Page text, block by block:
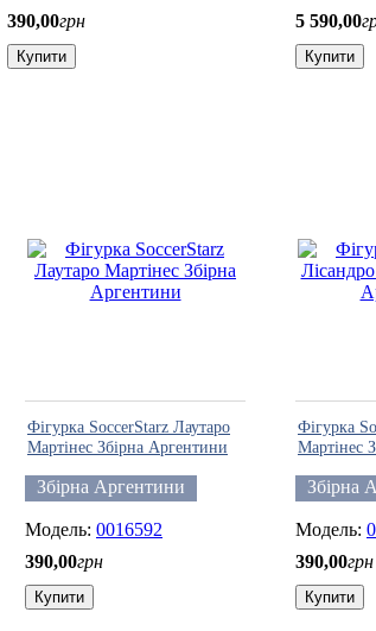
390,00грн
Купити
5 590,00
Купити
Фігурка SoccerStarz Лаутаро
Мартінес Збірна Аргентини
Збірна Аргентини
0016592
390,00грн
Купити
Фігурка
Мартінес
Збірна
390,00грн
Купити